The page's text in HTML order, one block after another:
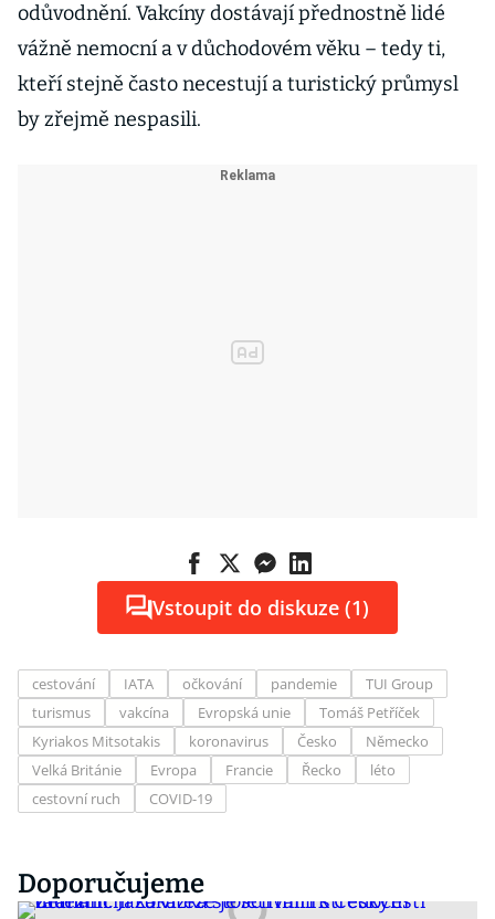
odůvodnění. Vakcíny dostávají přednostně lidé
vážně nemocní a v důchodovém věku – tedy ti,
kteří stejně často necestují a turistický průmysl
by zřejmě nespasili.
Vstoupit do diskuze (1)
cestování IATA očkování pandemie
TUI Group
turismus
vakcína Evropská unie
Tomáš Petříček
Kyriakos Mitsotakis
koronavirus Česko
Německo
Velká Británie
Evropa Francie Řecko
léto
cestovní ruch
COVID-19
Doporučujeme